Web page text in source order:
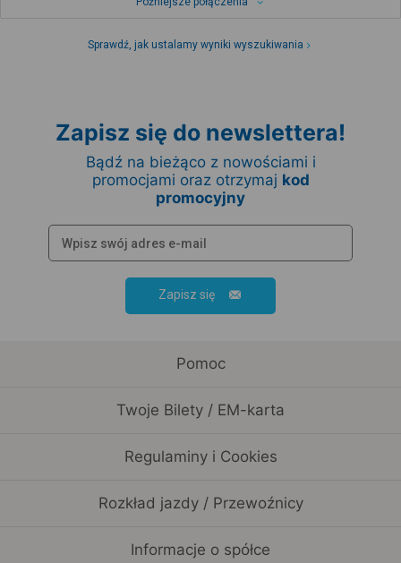
Sprawdź, jak ustalamy wyniki wyszukiwania
Zapisz się do newslettera!
Bądź na bieżąco z nowościami i
promocjami oraz otrzymaj kod
promocyjny
Zapisz się
Pomoc
Twoje Bilety / EM-karta
Regulaminy i Cookies
Rozkład jazdy / Przewoźnicy
Informacje o spółce